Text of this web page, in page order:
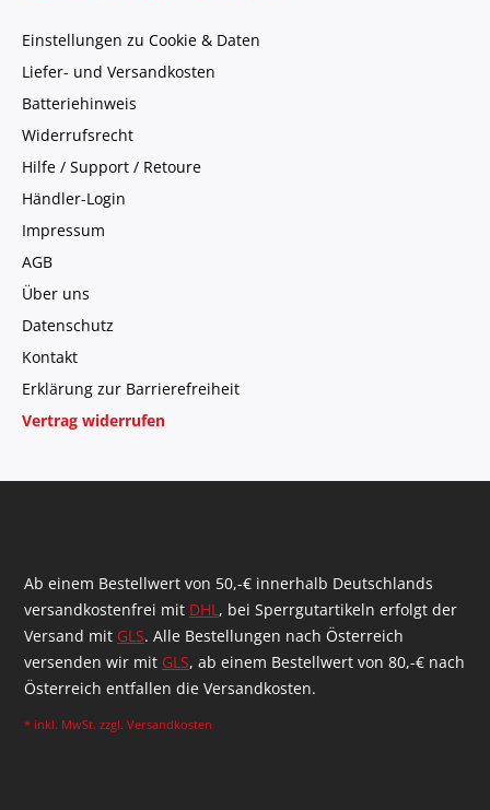
Einstellungen zu Cookie & Daten
Liefer- und Versandkosten
Batteriehinweis
Widerrufsrecht
Hilfe / Support / Retoure
Händler-Login
Impressum
AGB
Über uns
Datenschutz
Kontakt
Erklärung zur Barrierefreiheit
Vertrag widerrufen
Ab einem Bestellwert von 50,-€ innerhalb Deutschlands
versandkostenfrei mit DHL, bei Sperrgutartikeln erfolgt der
Versand mit GLS. Alle Bestellungen nach Österreich
versenden wir mit GLS, ab einem Bestellwert von 80,-€ nach
Österreich entfallen die Versandkosten.
* inkl. MwSt. zzgl. Versandkosten